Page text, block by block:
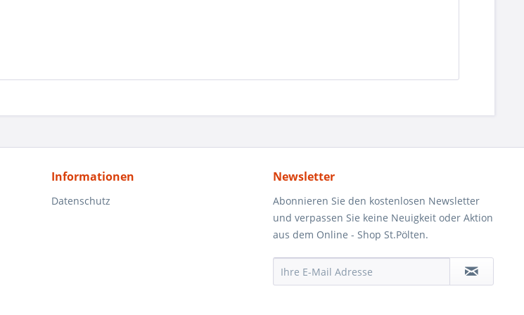
Informationen
Datenschutz
Newsletter
Abonnieren Sie den kostenlosen Newsletter
und verpassen Sie keine Neuigkeit oder Aktion
aus dem Online - Shop St.Pölten.